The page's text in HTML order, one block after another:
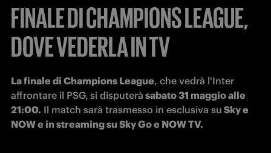
FINALE DI CHAMPIONS LEAGUE,
DOVE VEDERLA IN TV
La finale di Champions League, che vedrà l'Inter
affrontare il PSG, si disputerà sabato 31 maggio alle
21:00. Il match sarà trasmesso in esclusiva su Sky e
NOW e in streaming su Sky Go e NOW TV.